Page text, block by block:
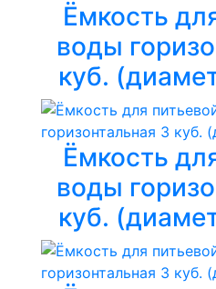
Ёмкость
воды
куб.
Ёмкость
воды
куб.